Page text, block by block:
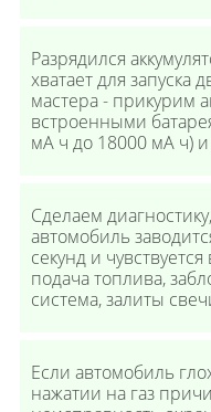
Разрядился
хватает для запуска
мастера - прикурим
встроенными
мА ч до 18000 мА ч)
Сделаем
автомобиль
секунд и
подача топлива,
система, залиты
Если автомобиль
нажатии на газ